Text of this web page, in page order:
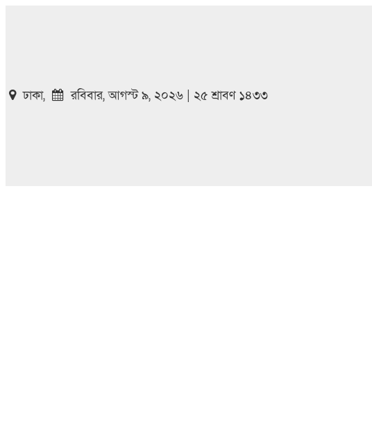
ঢাকা, রবিবার, আগস্ট ৯, ২০২৬ | ২৫ শ্রাবণ ১৪৩৩